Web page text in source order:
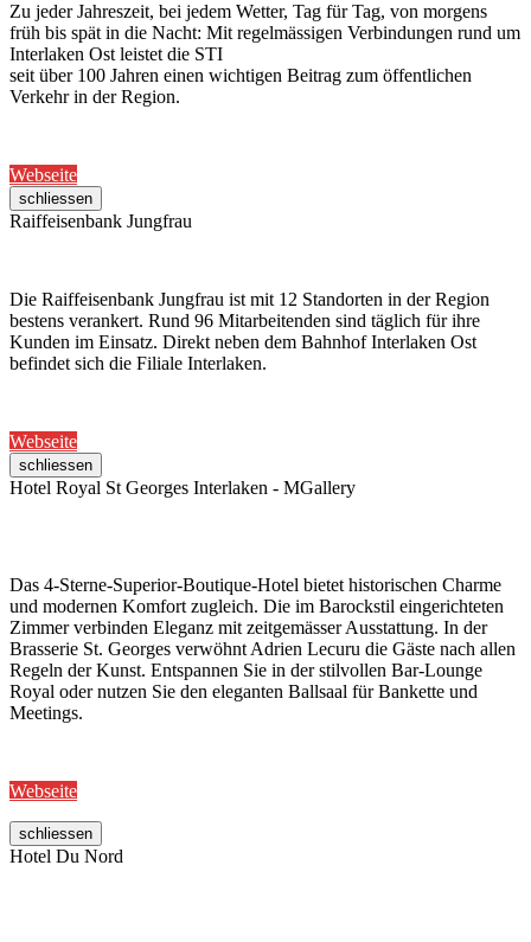
Zu jeder Jahreszeit, bei jedem Wetter, Tag für Tag, von morgens
früh bis spät in die Nacht: Mit regelmässigen Verbindungen rund um
Interlaken Ost leistet die STI
seit über 100 Jahren einen wichtigen Beitrag zum öffentlichen
Verkehr in der Region.
Webseite
schliessen
Raiffeisenbank Jungfrau
Die Raiffeisenbank Jungfrau ist mit 12 Standorten in der Region
bestens verankert. Rund 96 Mitarbeitenden sind täglich für ihre
Kunden im Einsatz. Direkt neben dem Bahnhof Interlaken Ost
befindet sich die Filiale Interlaken.
Webseite
schliessen
Hotel Royal St Georges Interlaken - MGallery
Das 4-Sterne-Superior-Boutique-Hotel bietet historischen Charme
und modernen Komfort zugleich. Die im Barockstil eingerichteten
Zimmer verbinden Eleganz mit zeitgemässer Ausstattung. In der
Brasserie St. Georges verwöhnt Adrien Lecuru die Gäste nach allen
Regeln der Kunst. Entspannen Sie in der stilvollen Bar-Lounge
Royal oder nutzen Sie den eleganten Ballsaal für Bankette und
Meetings.
Webseite
schliessen
Hotel Du Nord